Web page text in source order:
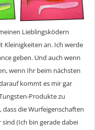
Lieblingsködern
Kleinigkeiten an. Ich werde
geben. Und auch wenn
wenn Ihr beim nächsten
kommt es mir gar
Produkte zu
die Wurfeigenschaften
(Ich bin gerade dabei